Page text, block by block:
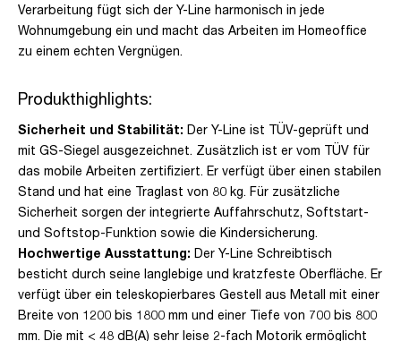
Verarbeitung fügt sich der Y-Line harmonisch in jede
Wohnumgebung ein und macht das Arbeiten im Homeoffice
zu einem echten Vergnügen.
Produkthighlights:
Sicherheit und Stabilität: Der Y-Line ist TÜV-geprüft und
mit GS-Siegel ausgezeichnet. Zusätzlich ist er vom TÜV für
das mobile Arbeiten zertifiziert. Er verfügt über einen stabilen
Stand und hat eine Traglast von 80 kg. Für zusätzliche
Sicherheit sorgen der integrierte Auffahrschutz, Softstart-
und Softstop-Funktion sowie die Kindersicherung.
Hochwertige Ausstattung: Der Y-Line Schreibtisch
besticht durch seine langlebige und kratzfeste Oberfläche. Er
verfügt über ein teleskopierbares Gestell aus Metall mit einer
Breite von 1200 bis 1800 mm und einer Tiefe von 700 bis 800
mm. Die mit < 48 dB(A) sehr leise 2-fach Motorik ermöglicht